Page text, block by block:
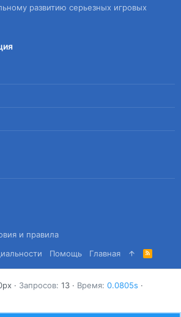
развитию серьезных игровых
и правила
Помощь Главная
R
S
S
Запросов 13 Время 0.0805s